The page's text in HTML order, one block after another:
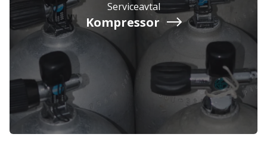
Serviceavtal
Kompressor